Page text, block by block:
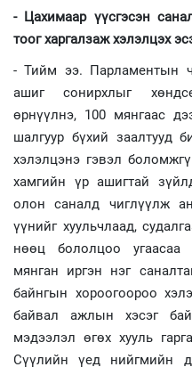
- Цахимаар үүсгэсэн
тоог харгалзаж хэлэлцэх
- Тийм ээ. Парламентын
ашиг сонирхлыг
өрнүүлнэ, 100 мянгаас
шалгуур бүхий заалтууд
хэлэлцэнэ гэвэл
хамгийн үр ашигтай
олон саналд чиглүүлж
үүнийг хуульчлаад,
нөөц бололцоо угаасаа
мянган иргэн нэг
байнгын хороогоороо
байвал ажлын хэсэг
мэдээлэл өгөх хууль
Сүүлийн үед нийгмийн